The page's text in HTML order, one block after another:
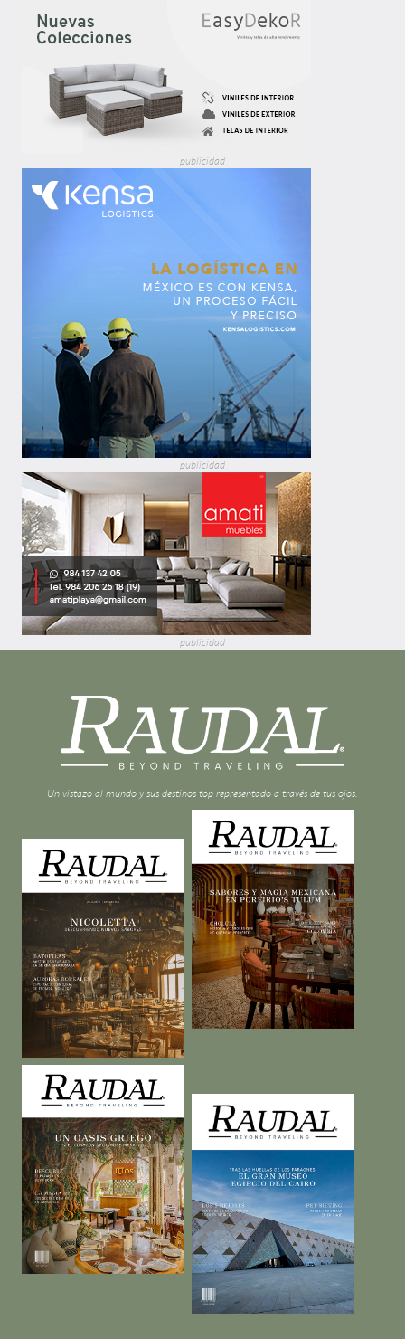
publicidad
publicidad
publicidad
Un vistazo al mundo y sus destinos top representado a través de tus ojos.